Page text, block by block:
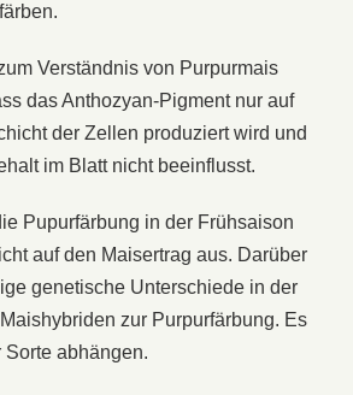
Verständnis von Purpurmais
das Anthozyan-Pigment nur auf
der Zellen produziert wird und
im Blatt nicht beeinflusst.
Pupurfärbung in der Frühsaison
auf den Maisertrag aus. Darüber
genetische Unterschiede in der
zur Purpurfärbung. Es
Sorte abhängen.